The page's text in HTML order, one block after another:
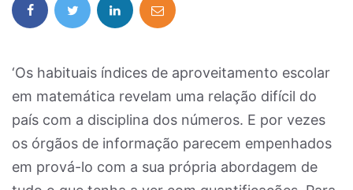
‘Os habituais índices de aproveitamento escolar
em matemática revelam uma relação difícil do
país com a disciplina dos números. E por vezes
os órgãos de informação parecem empenhados
em prová-lo com a sua própria abordagem de